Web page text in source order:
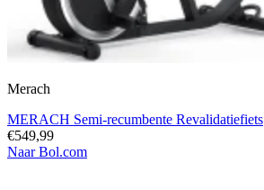
Merach
MERACH Semi-recumbente Revalidatiefiets
€549,99
Naar Bol.com